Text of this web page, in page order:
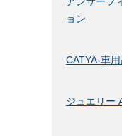
ョン
CATYA-車
ジュエリー